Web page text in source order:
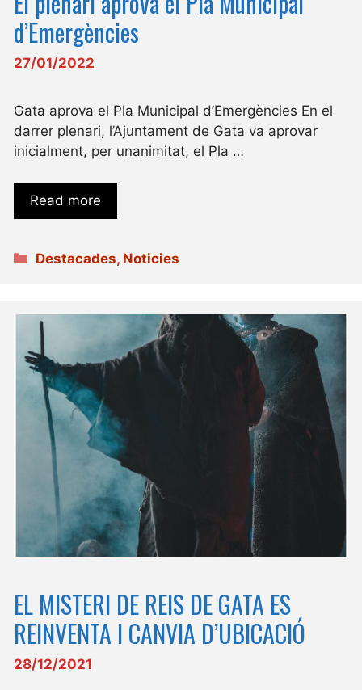
d’Emergències
27/01/2022
Gata aprova el Pla Municipal d’Emergències En el
darrer plenari, l’Ajuntament de Gata va aprovar
inicialment, per unanimitat, el Pla …
Read more
Categories
Destacades, Noticies
EL MISTERI DE REIS DE GATA ES
REINVENTA I CANVIA D’UBICACIÓ
28/12/2021